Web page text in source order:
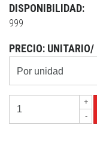
DISPONIBILIDAD:
999
PRECIO:
+
-